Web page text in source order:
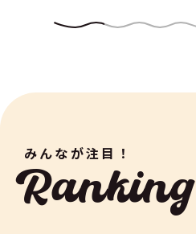
みんなが注目！
Ranking